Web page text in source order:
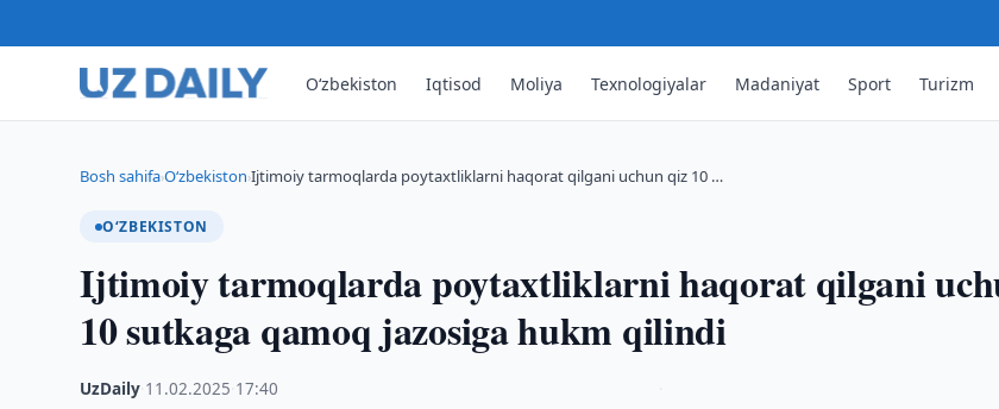
O‘zbekiston Iqtisod Moliya Texnologiyalar Madaniyat Sport Turizm
Bosh sahifa›O‘zbekiston›Ijtimoiy tarmoqlarda poytaxtliklarni haqorat qilgani uchun qiz 10 …
O‘ZBEKISTON
Ijtimoiy tarmoqlarda poytaxtliklarni haqorat qilgani
10 sutkaga qamoq jazosiga hukm qilindi
UzDaily 11.02.2025 17:40